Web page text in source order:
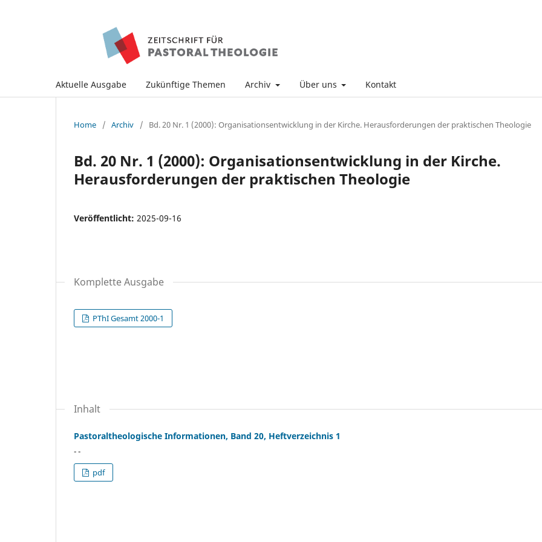
Aktuelle Ausgabe Zukünftige Themen Archiv Über uns Kontakt
Home / Archiv / Bd. 20 Nr. 1 (2000): Organisationsentwicklung in der Kirche. Herausforderungen der praktischen Theologie
Bd. 20 Nr. 1 (2000): Organisationsentwicklung in der Kirche.
Herausforderungen der praktischen Theologie
Veröffentlicht: 2025-09-16
Komplette Ausgabe
PThI Gesamt 2000-1
Inhalt
Pastoraltheologische Informationen, Band 20, Heftverzeichnis 1
- -
pdf